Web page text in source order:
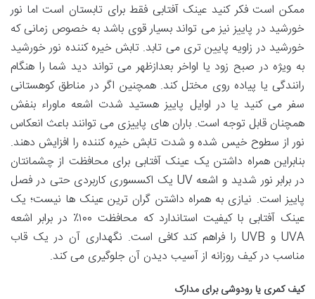
ممکن است فکر کنید عینک آفتابی فقط برای تابستان است اما نور
خورشید در پاییز نیز می تواند بسیار قوی باشد به خصوص زمانی که
خورشید در زاویه پایین تری می تابد. تابش خیره کننده نور خورشید
به ویژه در صبح زود یا اواخر بعدازظهر می تواند دید شما را هنگام
رانندگی یا پیاده روی مختل کند. همچنین اگر در مناطق کوهستانی
سفر می کنید یا در اوایل پاییز هستید شدت اشعه ماوراء بنفش
همچنان قابل توجه است. باران های پاییزی می توانند باعث انعکاس
نور از سطوح خیس شده و شدت تابش خیره کننده را افزایش دهند.
بنابراین همراه داشتن یک عینک آفتابی برای محافظت از چشمانتان
در برابر نور شدید و اشعه UV یک اکسسوری کاربردی حتی در فصل
پاییز است. نیازی به همراه داشتن گران ترین عینک ها نیست؛ یک
عینک آفتابی با کیفیت استاندارد که محافظت ۱۰۰٪ در برابر اشعه
UVA و UVB را فراهم کند کافی است. نگهداری آن در یک قاب
مناسب در کیف روزانه از آسیب دیدن آن جلوگیری می کند.
کیف کمری یا رودوشی برای مدارک